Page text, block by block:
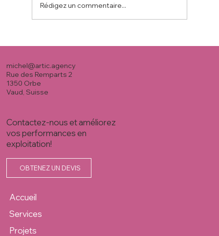
S02:E05 - Réflexion personnelle #5
Rédigez un commentaire...
michel@artic.agency
Rue des Remparts 2
1350 Orbe
Vaud, Suisse
Contactez-nous et améliorez
vos performances en
exploitation!
OBTENEZ UN DEVIS
Accueil
Services
Projets